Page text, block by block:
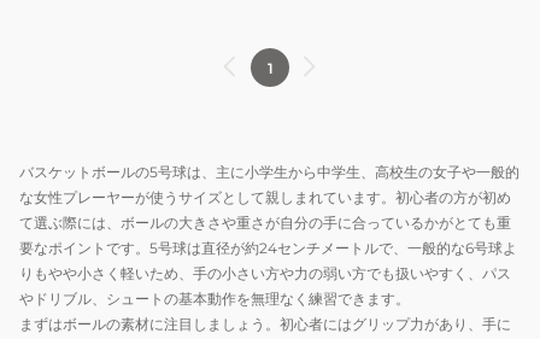
ュ
ニ
ア
GR5
BGR5-
OI
BGR5-
室
外
1
バスケットボールの5号球は、主に小学生から中学生、高校生の女子や一般的
な女性プレーヤーが使うサイズとして親しまれています。初心者の方が初め
て選ぶ際には、ボールの大きさや重さが自分の手に合っているかがとても重
要なポイントです。5号球は直径が約24センチメートルで、一般的な6号球よ
りもやや小さく軽いため、手の小さい方や力の弱い方でも扱いやすく、パス
やドリブル、シュートの基本動作を無理なく練習できます。
まずはボールの素材に注目しましょう。初心者にはグリップ力があり、手に